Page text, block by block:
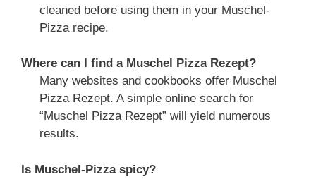
cleaned before using them in your Muschel-
Pizza recipe.
Where can I find a Muschel Pizza Rezept?
Many websites and cookbooks offer Muschel
Pizza Rezept. A simple online search for
“Muschel Pizza Rezept” will yield numerous
results.
Is Muschel-Pizza spicy?